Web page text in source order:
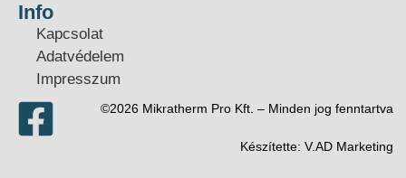
Info
Kapcsolat
Adatvédelem
Impresszum
©2026 Mikratherm Pro Kft. – Minden jog fenntartva​
Készítette: V.AD Marketing